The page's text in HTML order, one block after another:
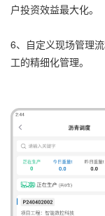
户投资效益最大化。
6、自定义现场管理
工的精细化管理。